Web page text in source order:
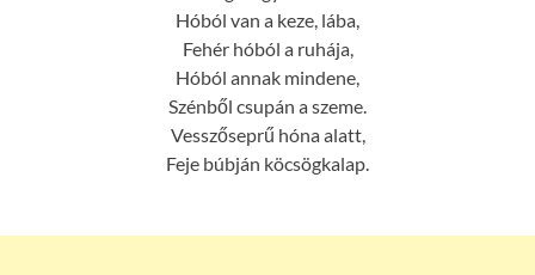
Hóból van a keze, lába,
Fehér hóból a ruhája,
Hóból annak mindene,
Szénből csupán a szeme.
Vesszőseprű hóna alatt,
Feje búbján köcsögkalap.